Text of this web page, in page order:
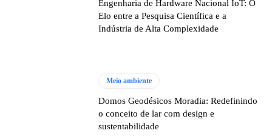
Engenharia de Hardware Nacional IoT: O
Elo entre a Pesquisa Científica e a
Indústria de Alta Complexidade
Meio ambiente
Domos Geodésicos Moradia: Redefinindo
o conceito de lar com design e
sustentabilidade